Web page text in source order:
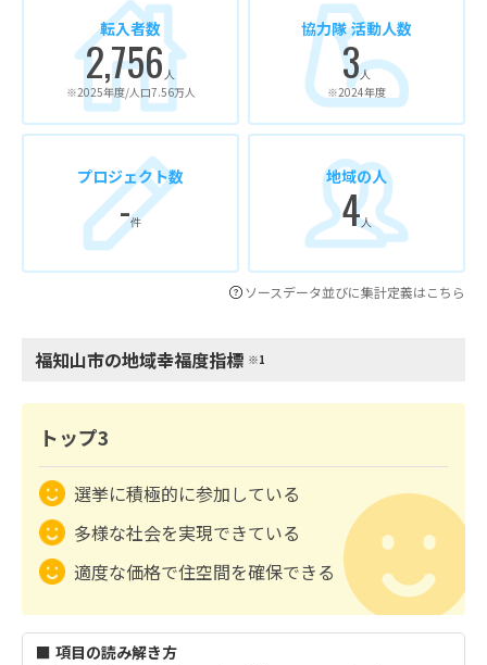
転入者数
2,756 人
※2025年度/人口7.56万人
協力隊 活動人数
3人
※2024年度
プロジェクト数
-件
地域の人
4人
ソースデータ並びに集計定義はこちら
福知山市の地域幸福度指標 ※1
トップ3
選挙に積極的に参加している
多様な社会を実現できている
適度な価格で住空間を確保できる
■ 項目の読み解き方